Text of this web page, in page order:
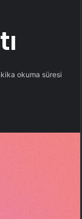
okuma süresi